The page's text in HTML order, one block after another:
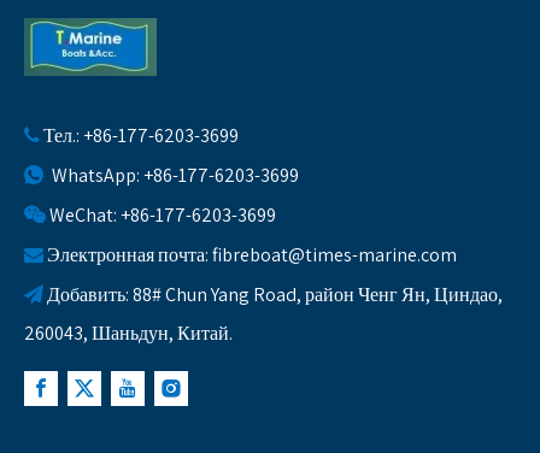
Тел.: +86-177-6203-3699
 WhatsApp: +86-177-6203-3699
WeChat: +86-177-6203-3699
Электронная почта:fibreboat@times-marine.com
Добавить: 88# Chun Yang Road, район Ченг Ян, Циндао,
260043, Шаньдун, Китай.